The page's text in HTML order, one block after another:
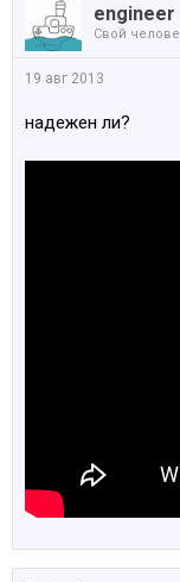
engineer
Свой
19 авг 2013
надежен ли?